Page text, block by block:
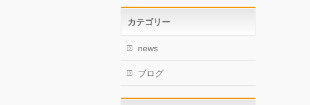
カテゴリー
news
ブログ